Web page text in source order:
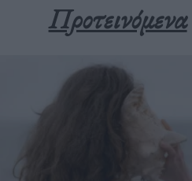
Προτεινόμενα